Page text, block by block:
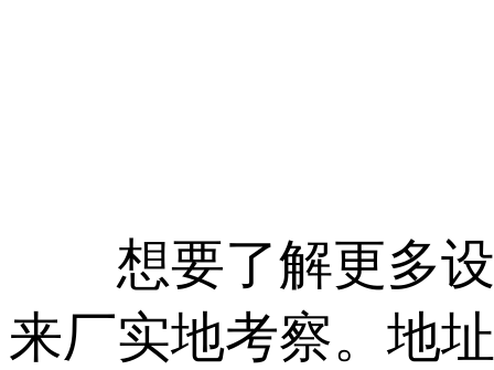
想要了解更多设
来厂实地考察。地